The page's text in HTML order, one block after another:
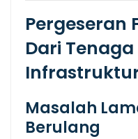
Pergeseran
Dari
Masalah
Berulang